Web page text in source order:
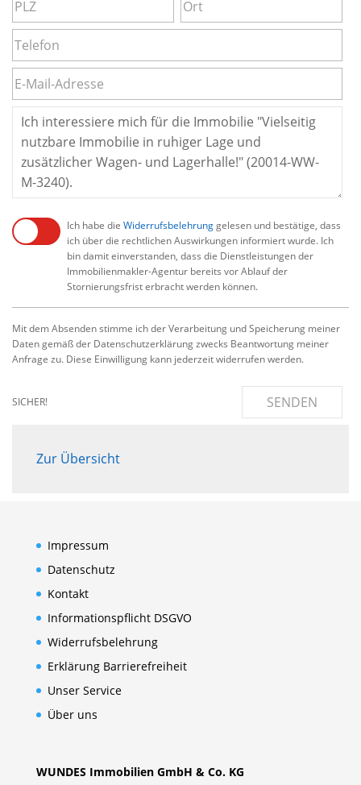
Ich habe die Widerrufsbelehrunggelesen und bestätige, dass
ich über die rechtlichen Auswirkungen informiert wurde. Ich
bin damit einverstanden, dass die Dienstleistungen der
Immobilienmakler-Agentur bereits vor Ablauf der
Stornierungsfrist erbracht werden können.
Mit dem Absenden stimme ich der Verarbeitung und Speicherung meiner
Daten gemäß der Datenschutzerklärung zwecks Beantwortung meiner
Anfrage zu. Diese Einwilligung kann jederzeit widerrufen werden.
SICHER! SENDEN
Zur Übersicht
Impressum
Datenschutz
Kontakt
Informationspflicht DSGVO
Widerrufsbelehrung
Erklärung Barrierefreiheit
Unser Service
Über uns
WUNDES Immobilien GmbH & Co. KG